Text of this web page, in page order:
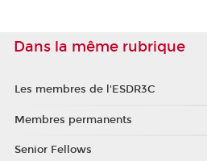
Dans la même rubrique
Les membres de l'ESDR3C
Membres permanents
Senior Fellows